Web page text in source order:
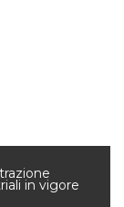
in vigore